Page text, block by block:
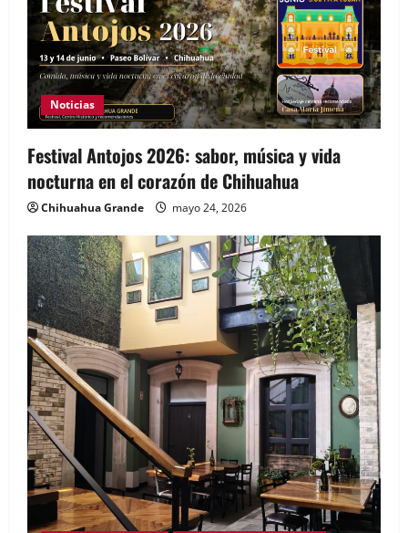
Noticias
Festival Antojos 2026: sabor, música y vida
nocturna en el corazón de Chihuahua
Chihuahua Grande mayo 24, 2026